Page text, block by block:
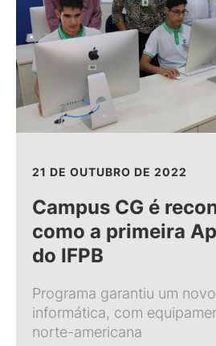
21 DE OUTUBRO DE 2022
Campus CG é
como a primeira
do IFPB
Programa garantiu um
informática, com
norte-americana